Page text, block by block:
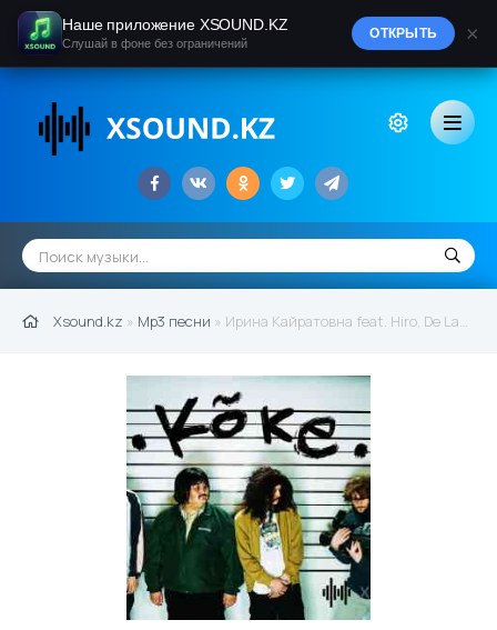
Xsound.kz » Mp3 песни » Ирина Кайратовна feat. Hiro, De Lacure, Fatbelly - Kõke (2020)
Наше приложение XSOUND.KZ
Слушай в фоне без ограничений
ОТКРЫТЬ ×